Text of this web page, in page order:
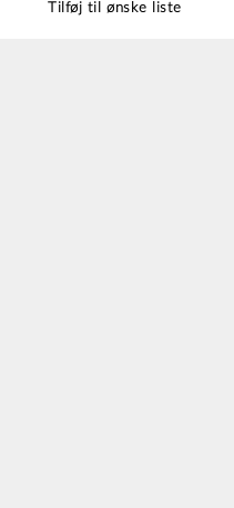
Tilføj til ønske liste